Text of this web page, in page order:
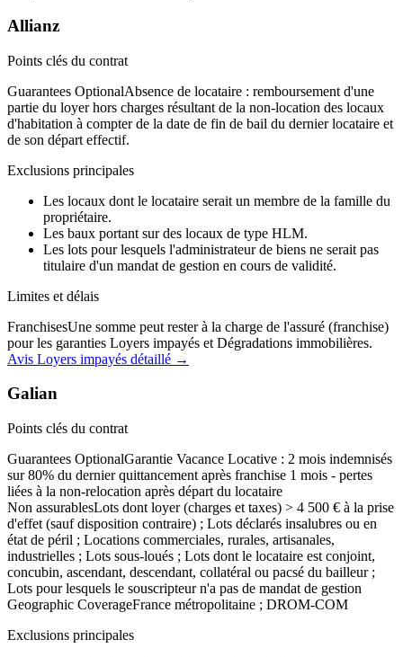
Allianz
Points clés du contrat
Guarantees OptionalAbsence de locataire : remboursement d'une
partie du loyer hors charges résultant de la non-location des locaux
d'habitation à compter de la date de fin de bail du dernier locataire et
de son départ effectif.
Exclusions principales
Les locaux dont le locataire serait un membre de la famille du
propriétaire.
Les baux portant sur des locaux de type HLM.
Les lots pour lesquels l'administrateur de biens ne serait pas
titulaire d'un mandat de gestion en cours de validité.
Limites et délais
FranchisesUne somme peut rester à la charge de l'assuré (franchise)
pour les garanties Loyers impayés et Dégradations immobilières.
Avis Loyers impayés détaillé →
Galian
Points clés du contrat
Guarantees OptionalGarantie Vacance Locative : 2 mois indemnisés
sur 80% du dernier quittancement après franchise 1 mois - pertes
liées à la non-relocation après départ du locataire
Non assurablesLots dont loyer (charges et taxes) > 4 500 € à la prise
d'effet (sauf disposition contraire) ; Lots déclarés insalubres ou en
état de péril ; Locations commerciales, rurales, artisanales,
industrielles ; Lots sous-loués ; Lots dont le locataire est conjoint,
concubin, ascendant, descendant, collatéral ou pacsé du bailleur ;
Lots pour lesquels le souscripteur n'a pas de mandat de gestion
Geographic CoverageFrance métropolitaine ; DROM-COM
Exclusions principales